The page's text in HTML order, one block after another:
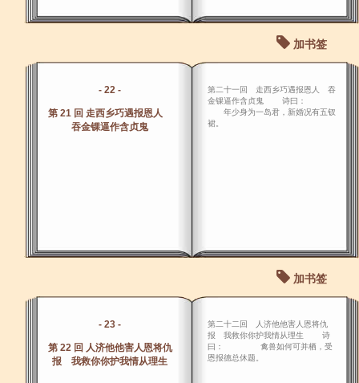
加书签
- 22 -
第 21 回 走西乡巧遇报恩人
吞金锞逼作含贞鬼
第二十一回 走西乡巧遇报恩人 吞
金锞逼作含贞鬼 诗曰：
年少身为一岛君，新婚况有五钗
裙。
加书签
- 23 -
第 22 回 人济他他害人恩将仇
报 我救你你护我情从理生
第二十二回 人济他他害人恩将仇
报 我救你你护我情从理生 诗
曰： 禽兽如何可并栖，受
恩报德总休题。